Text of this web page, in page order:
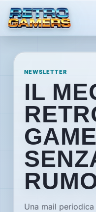
Accedi
/
Registrati
SCOPRI
Recensioni
NEWSLETTER
IL
Una mail